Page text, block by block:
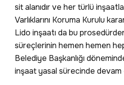
sit alanıdır ve her türlü
Varlıklarını Koruma Kurulu
Lido inşaatı da bu
süreçlerinin hemen hemen
Belediye Başkanlığı
inşaat yasal sürecinde